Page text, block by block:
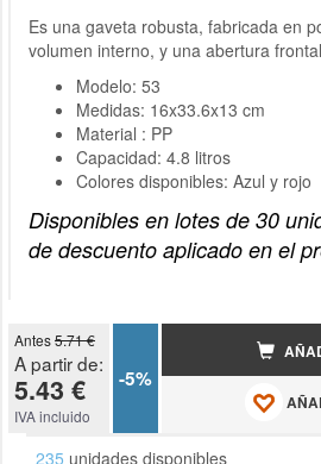
Es una gaveta robusta, fabricada en
volumen interno, y una abertura
Modelo: 53
Medidas: 16x33.6x13 cm
Material : PP
Capacidad: 4.8 litros
Colores disponibles: Azul y rojo
Disponibles en lotes de 30
de descuento aplicado en el
Antes5.71 €
A partir de:
5.43 €
IVA incluido
-5%
235 unidades disponibles